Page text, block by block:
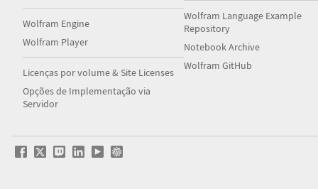
Wolfram Engine
Wolfram Player
Licenças por volume & Site Licenses
Opções de Implementação via
Servidor
Wolfram Language Example
Repository
Notebook Archive
Wolfram GitHub